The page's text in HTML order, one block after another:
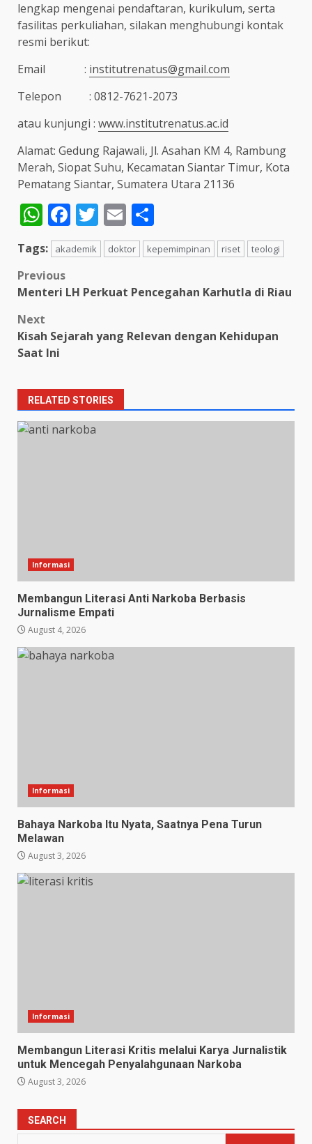
lengkap mengenai pendaftaran, kurikulum, serta
fasilitas perkuliahan, silakan menghubungi kontak
resmi berikut:
Email : institutrenatus@gmail.com
Telepon : 0812-7621-2073
atau kunjungi : www.institutrenatus.ac.id
Alamat: Gedung Rajawali, Jl. Asahan KM 4, Rambung
Merah, Siopat Suhu, Kecamatan Siantar Timur, Kota
Pematang Siantar, Sumatera Utara 21136
WhatsApp
Facebook
Twitter
Email
Tags: akademik doktor kepemimpinan riset teologi
Post
Previous
Menteri LH Perkuat Pencegahan Karhutla di Riau
Next
Kisah Sejarah yang Relevan dengan Kehidupan
Saat Ini
RELATED STORIES
Informasi
Membangun Literasi Anti Narkoba Berbasis
Jurnalisme Empati
August 4, 2026
Informasi
Bahaya Narkoba Itu Nyata, Saatnya Pena Turun
Melawan
August 3, 2026
Informasi
Membangun Literasi Kritis melalui Karya Jurnalistik
untuk Mencegah Penyalahgunaan Narkoba
August 3, 2026
SEARCH